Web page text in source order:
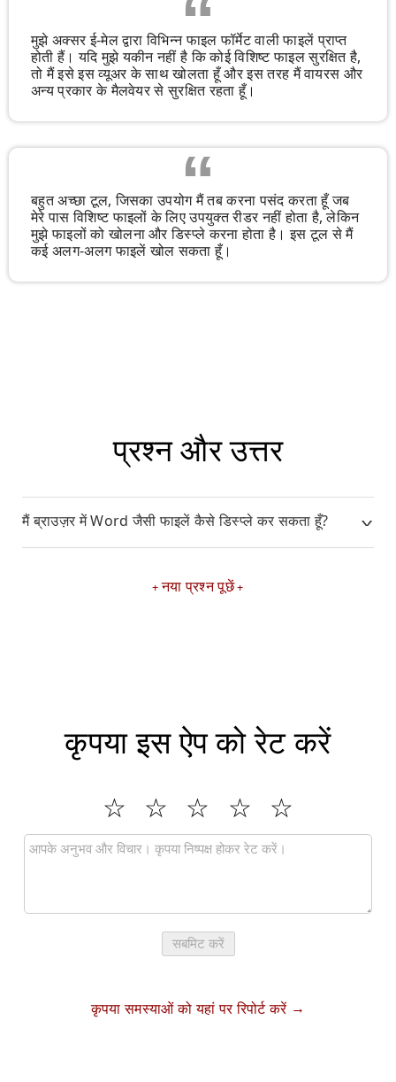
मुझे अक्सर ई-मेल द्वारा विभिन्न फाइल फॉर्मेट वाली फाइलें प्राप्त
होती हैं। यदि मुझे यकीन नहीं है कि कोई विशिष्ट फाइल सुरक्षित है,
तो मैं इसे इस व्यूअर के साथ खोलता हूँ और इस तरह मैं वायरस और
अन्य प्रकार के मैलवेयर से सुरक्षित रहता हूँ।
बहुत अच्छा टूल, जिसका उपयोग मैं तब करना पसंद करता हूँ जब
मेरे पास विशिष्ट फाइलों के लिए उपयुक्त रीडर नहीं होता है, लेकिन
मुझे फाइलों को खोलना और डिस्प्ले करना होता है। इस टूल से मैं
कई अलग-अलग फाइलें खोल सकता हूँ।
प्रश्न और उत्तर
मैं ब्राउज़र में Word जैसी फाइलें कैसे डिस्प्ले कर सकता हूँ?
नया प्रश्न पूछें
कृपया इस ऐप को रेट करें
सबमिट करें
कृपया समस्याओं को यहां पर रिपोर्ट करें